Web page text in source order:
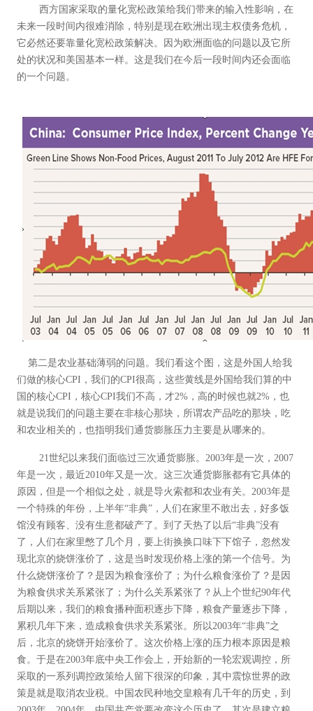
西方国家采取的量化宽松政策给我们带来的输入性影响，在
未来一段时间内很难消除，特别是现在欧洲出现主权债务危机，
它必然还要靠量化宽松政策解决。因为欧洲面临的问题以及它所
处的状况和美国基本一样。这是我们在今后一段时间内还会面临
的一个问题。
第二是农业基础薄弱的问题。我们看这个图，这是外国人给我
们做的核心CPI，我们的CPI很高，这些黄线是外国给我们算的中
国的核心CPI，核心CPI我们不高，才2%，高的时候也就2%，也
就是说我们的问题主要在非核心那块，所谓农产品吃的那块，吃
和农业相关的，也指明我们通货膨胀压力主要是从哪来的。
21世纪以来我们面临过三次通货膨胀。2003年是一次，2007
年是一次，最近2010年又是一次。这三次通货膨胀都有它具体的
原因，但是一个相似之处，就是导火索都和农业有关。2003年是
一个特殊的年份，上半年“非典”，人们在家里不敢出去，好多饭
馆没有顾客、没有生意都破产了。到了天热了以后“非典”没有
了，人们在家里憋了几个月，要上街换换口味下下馆子，忽然发
现北京的烧饼涨价了，这是当时发现价格上涨的第一个信号。为
什么烧饼涨价了？是因为粮食涨价了；为什么粮食涨价了？是因
为粮食供求关系紧张了；为什么关系紧张了？从上个世纪90年代
后期以来，我们的粮食播种面积逐步下降，粮食产量逐步下降，
累积几年下来，造成粮食供求关系紧张。所以2003年“非典”之
后，北京的烧饼开始涨价了。这次价格上涨的压力根本原因是粮
食。于是在2003年底中央工作会上，开始新的一轮宏观调控，所
采取的一系列调控政策给人留下很深的印象，其中震惊世界的政
策是就是取消农业税。中国农民种地交皇粮有几千年的历史，到